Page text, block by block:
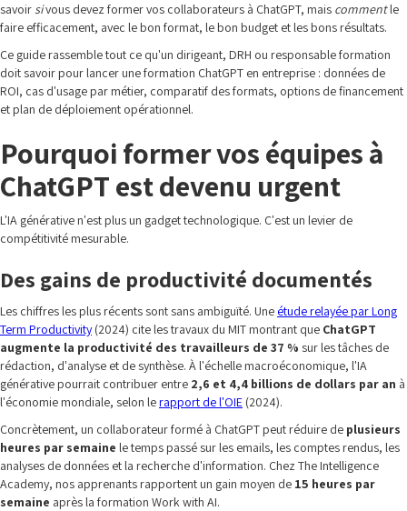
savoirsivous devez former vos collaborateurs à ChatGPT, mais commentle
faire efficacement, avec le bon format, le bon budget et les bons résultats.
Ce guide rassemble tout ce qu'un dirigeant, DRH ou responsable formation
doit savoir pour lancer une formation ChatGPT en entreprise : données de
ROI, cas d'usage par métier, comparatif des formats, options de financement
et plan de déploiement opérationnel.
Pourquoi former vos équipes à
ChatGPT est devenu urgent
L'IA générative n'est plus un gadget technologique. C'est un levier de
compétitivité mesurable.
Des gains de productivité documentés
Les chiffres les plus récents sont sans ambiguïté. Une étude relayée par Long
Term Productivity(2024) cite les travaux du MIT montrant que ChatGPT
augmente la productivité des travailleurs de 37 % sur les tâches de
rédaction, d'analyse et de synthèse. À l'échelle macroéconomique, l'IA
générative pourrait contribuer entre 2,6 et 4,4 billions de dollars par an à
l'économie mondiale, selon lerapport de l'OIE (2024).
Concrètement, un collaborateur formé à ChatGPT peut réduire de plusieurs
heures par semaine le temps passé sur les emails, les comptes rendus, les
analyses de données et la recherche d'information. Chez The Intelligence
Academy, nos apprenants rapportent un gain moyen de 15 heures par
semaine après la formation Work with AI.